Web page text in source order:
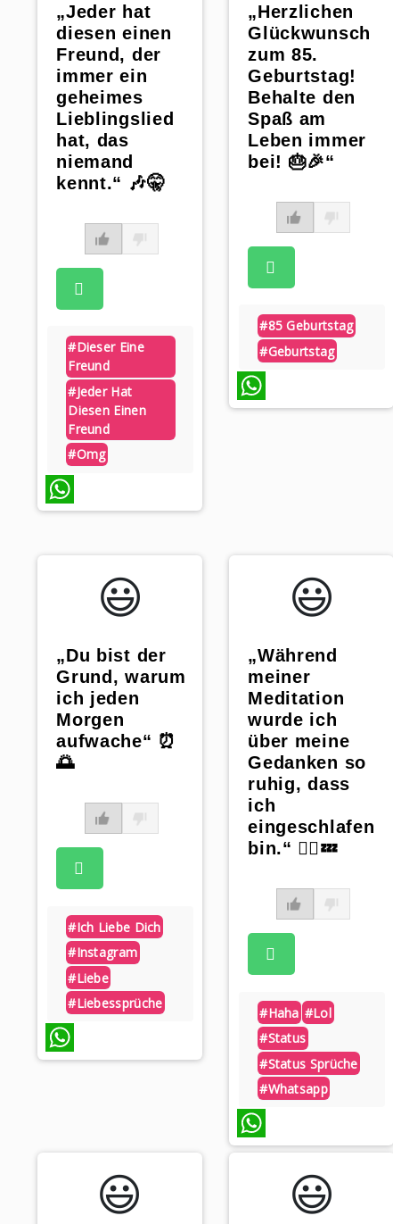
„Jeder hat
diesen einen
Freund, der
immer ein
geheimes
Lieblingslied
hat, das
niemand
kennt.“ 🎶🤫
#dieser Eine
Freund
#jeder Hat
Diesen Einen
Freund
#omg
„Herzlichen
Glückwunsch
zum 85.
Geburtstag!
Behalte den
Spaß am
Leben immer
bei! 🎂🎉“
#85 Geburtstag
#geburtstag
😃️
„Du bist der
Grund, warum
ich jeden
Morgen
aufwache“ ⏰
🌅
#ich Liebe Dich
#instagram
#liebe
#liebessprüche
😃️
„Während
meiner
Meditation
wurde ich
über meine
Gedanken so
ruhig, dass
ich
eingeschlafen
bin.“ 🧘‍♀️💤
#haha #lol
#status
#status Sprüche
#whatsapp
WhatsApp
😃️ 😃️